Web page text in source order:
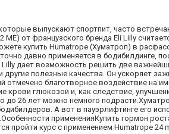
выпускают спортпит, часто
от французского бренда Eli Lilly
купить Humatrope (Хуматроп) в
давно применяется в бодибилдинге,
дает возможность решить две
полезные качества. Он ускоряет
благотворное воздействие на
крови глюкозой и, как следствие,
до 26 лет можно немного
А вот в пауэрлифтинге его
примененияКупить гормон
пройти курс с применением Humatrope 24